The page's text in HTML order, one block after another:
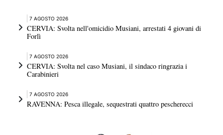
7 AGOSTO 2026
CERVIA: Svolta nell'omicidio Musiani, arrestati 4 giovani di
Forlì
7 AGOSTO 2026
CERVIA: Svolta nel caso Musiani, il sindaco ringrazia i
Carabinieri
7 AGOSTO 2026
RAVENNA: Pesca illegale, sequestrati quattro pescherecci